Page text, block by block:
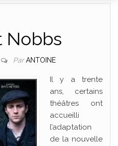
Nobbs
ParANTOINE
Il y a trente
ans, certains
théâtres ont
accueilli
l’adaptation
de la nouvelle